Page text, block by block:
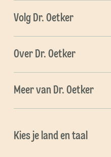
Volg Dr. Oetker
Over Dr. Oetker
Meer van Dr. Oetker
Kies je land en taal